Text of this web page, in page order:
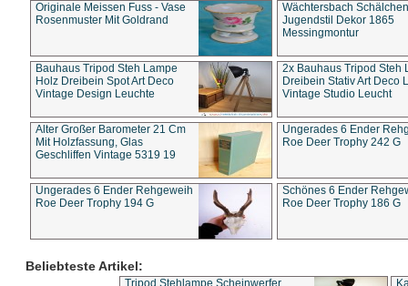
Originale Meissen Fuss - Vase
Rosenmuster Mit Goldrand
Wächtersbach Schälchen
Jugendstil Dekor 1865
Messingmontur
Bauhaus Tripod Steh Lampe
Holz Dreibein Spot Art Deco
Vintage Design Leuchte
2x Bauhaus Tripod Steh
Dreibein Stativ Art Deco
Vintage Studio Leucht
Alter Großer Barometer 21 Cm
Mit Holzfassung, Glas
Geschliffen Vintage 5319 19
Ungerades 6 Ender
Roe Deer Trophy 242 G
Ungerades 6 Ender Rehgeweih
Roe Deer Trophy 194 G
Schönes 6 Ender
Roe Deer Trophy 186 G
Beliebteste Artikel:
Tripod Stehlampe Scheinwerfer